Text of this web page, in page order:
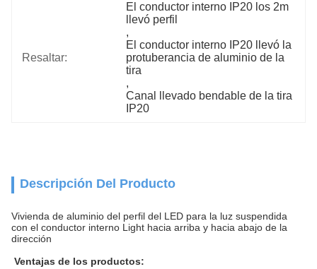
Resaltar:
El conductor interno IP20 los 2m
llevó perfil
,
El conductor interno IP20 llevó la
protuberancia de aluminio de la
tira
,
Canal llevado bendable de la tira
IP20
Descripción Del Producto
Vivienda de aluminio del perfil del LED para la luz suspendida
con el conductor interno Light hacia arriba y hacia abajo de la
dirección
Ventajas de los productos: